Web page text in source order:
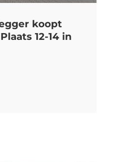
koopt
12-14 in